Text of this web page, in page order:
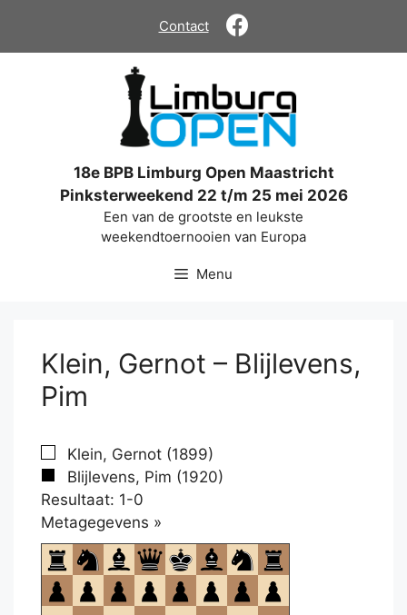
de
Contact
18e BPB Limburg Open Maastricht
Pinksterweekend 22 t/m 25 mei 2026
Een van de grootste en leukste
weekendtoernooien van Europa
Menu
Klein, Gernot – Blijlevens,
Pim
Klein, Gernot (1899)
Blijlevens, Pim (1920)
Resultaat: 1-0
Metagegevens »
om
te
openen.